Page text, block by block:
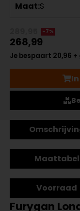
Maat:S
-7%
268,99
Je bespaart 20,96
Maattabel
Voorraad
Furygan